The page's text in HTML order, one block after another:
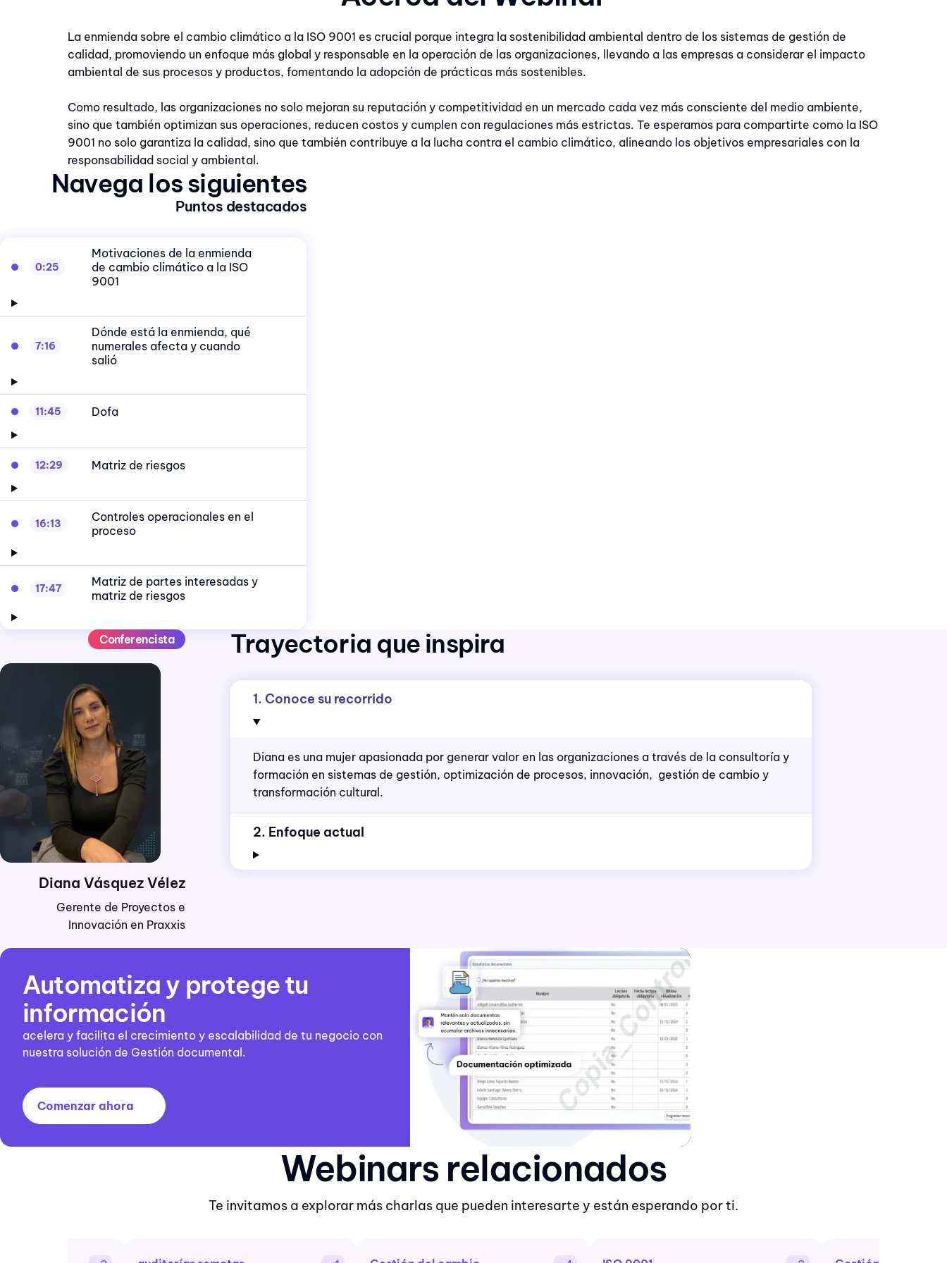
La enmienda sobre el cambio climático a la ISO 9001 es crucial porque integra la sostenibilidad ambiental dentro de los sistemas de gestión de
calidad, promoviendo un enfoque más global y responsable en la operación de las organizaciones, llevando a las empresas a considerar el impacto
ambiental de sus procesos y productos, fomentando la adopción de prácticas más sostenibles.
Como resultado, las organizaciones no solo mejoran su reputación y competitividad en un mercado cada vez más consciente del medio ambiente,
sino que también optimizan sus operaciones, reducen costos y cumplen con regulaciones más estrictas. Te esperamos para compartirte como la ISO
9001 no solo garantiza la calidad, sino que también contribuye a la lucha contra el cambio climático, alineando los objetivos empresariales con la
responsabilidad social y ambiental.
Navega los siguientes
Puntos destacados
0:25
Motivaciones de la enmienda
de cambio climático a la ISO
9001
7:16
Dónde está la enmienda, qué
numerales afecta y cuando
salió
11:45 Dofa
12:29 Matriz de riesgos
16:13
Controles operacionales en el
proceso
17:47
Matriz de partes interesadas y
matriz de riesgos
Conferencista
Diana Vásquez Vélez
Gerente de Proyectos e
Innovación en Praxxis
Trayectoria que inspira
1. Conoce su recorrido
Diana es una mujer apasionada por generar valor en las organizaciones a través de la consultoría y
formación en sistemas de gestión, optimización de procesos, innovación, gestión de cambio y
transformación cultural.
2. Enfoque actual
Automatiza y protege tu
información
acelera y facilita el crecimiento y escalabilidad de tu negocio con
nuestra solución de Gestión documental.
Comenzar ahora
Webinars relacionados
Te invitamos a explorar más charlas que pueden interesarte y están esperando por ti.